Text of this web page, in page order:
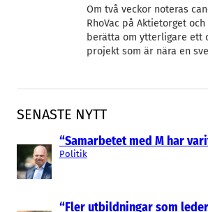
SENASTE NYTT
“Samarbetet med M har
Politik
“Fler utbildningar som
Om två veckor noteras
RhoVac på Aktietorget
berätta om ytterligare ett
projekt som är nära en